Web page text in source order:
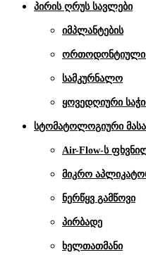
პირის ღრუს სავლები
იმპლანტების
ორთოდონტიული
სამკურნალო
ყოვედღიური
სტომატოლოგიური
Air-Flow-ს
მიკრო
ნერწყვ გამწოვი
პირბადე
ხელთათმანი